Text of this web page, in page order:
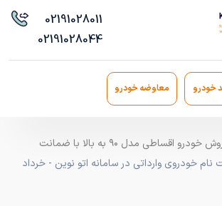
02191028011
02191028044
خودرو معاوضه خودرو
خودرو شاپ، خرید و فروش خودرو اقساطی مدل ۹۰ به بالا با ضمانت
نام خودروی وارداتی در سامانه اتو نوین - خرداد